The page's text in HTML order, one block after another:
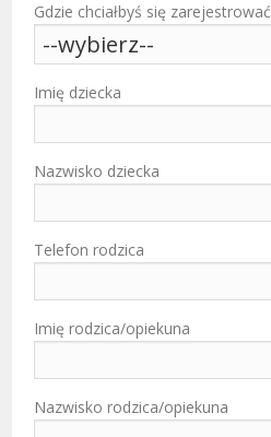
Gdzie chciałbyś się zarejestrować
Imię dziecka
Nazwisko dziecka
Telefon rodzica
Imię rodzica/opiekuna
Nazwisko rodzica/opiekuna